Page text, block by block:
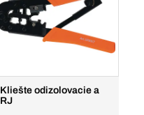
Kliešte odizolovacie a
RJ